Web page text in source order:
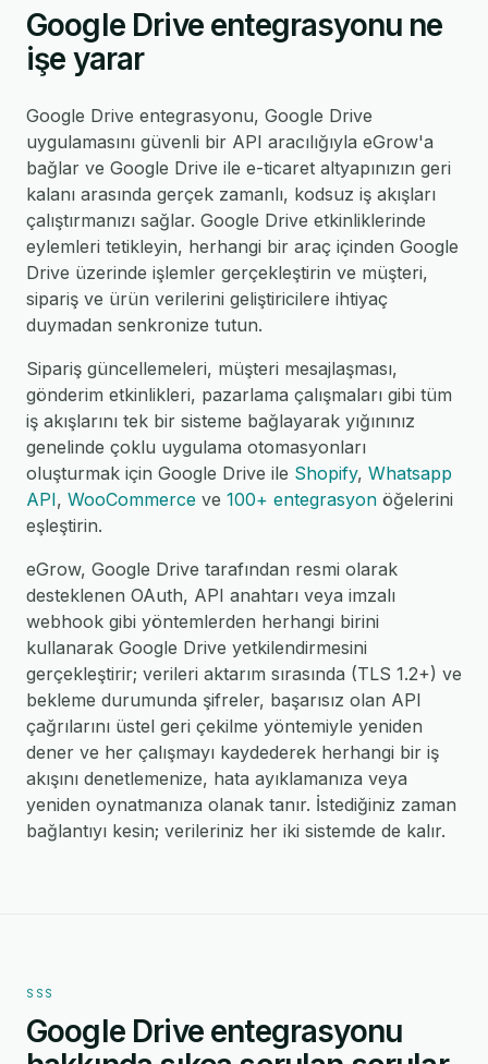
Google Drive entegrasyonu ne
işe yarar
Google Drive entegrasyonu, Google Drive
uygulamasını güvenli bir API aracılığıyla eGrow'a
bağlar ve Google Drive ile e-ticaret altyapınızın geri
kalanı arasında gerçek zamanlı, kodsuz iş akışları
çalıştırmanızı sağlar. Google Drive etkinliklerinde
eylemleri tetikleyin, herhangi bir araç içinden Google
Drive üzerinde işlemler gerçekleştirin ve müşteri,
sipariş ve ürün verilerini geliştiricilere ihtiyaç
duymadan senkronize tutun.
Sipariş güncellemeleri, müşteri mesajlaşması,
gönderim etkinlikleri, pazarlama çalışmaları gibi tüm
iş akışlarını tek bir sisteme bağlayarak yığınınız
genelinde çoklu uygulama otomasyonları
oluşturmak için Google Drive ile Shopify, Whatsapp
API, WooCommerce ve 100+ entegrasyon öğelerini
eşleştirin.
eGrow, Google Drive tarafından resmi olarak
desteklenen OAuth, API anahtarı veya imzalı
webhook gibi yöntemlerden herhangi birini
kullanarak Google Drive yetkilendirmesini
gerçekleştirir; verileri aktarım sırasında (TLS 1.2+) ve
bekleme durumunda şifreler, başarısız olan API
çağrılarını üstel geri çekilme yöntemiyle yeniden
dener ve her çalışmayı kaydederek herhangi bir iş
akışını denetlemenize, hata ayıklamanıza veya
yeniden oynatmanıza olanak tanır. İstediğiniz zaman
bağlantıyı kesin; verileriniz her iki sistemde de kalır.
SSS
Google Drive entegrasyonu